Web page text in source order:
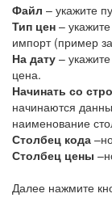
Файл – укажите
Тип цен –
импорт (пример
На дату –
цена.
Начинать со
начинаются
наименование
Столбец кода
Столбец цены
Далее нажмите